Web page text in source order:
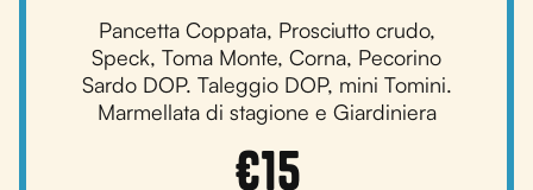
Pancetta Coppata, Prosciutto crudo,
Speck, Toma Monte, Corna, Pecorino
Sardo DOP. Taleggio DOP, mini Tomini.
Marmellata di stagione e Giardiniera
€15